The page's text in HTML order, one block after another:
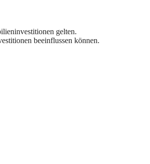
gelten.
beeinflussen können.